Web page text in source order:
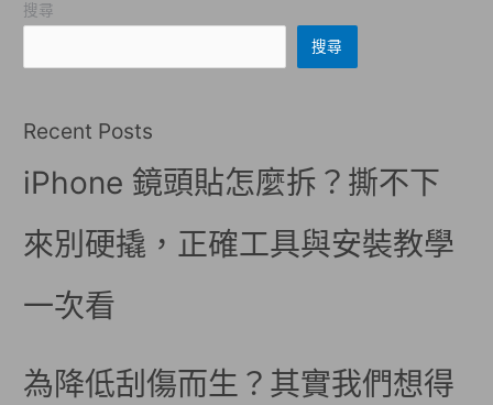
搜尋
搜尋
Recent Posts
iPhone 鏡頭貼怎麼拆？撕不下
來別硬撬，正確工具與安裝教學
一次看
為降低刮傷而生？其實我們想得